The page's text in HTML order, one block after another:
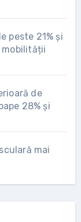
peste 21% și
mobilității
de
28% și
mai